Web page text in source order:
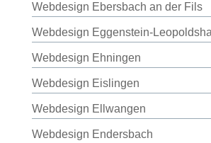
Webdesign Ebersbach an der Fils
Webdesign Eggenstein-
Webdesign Ehningen
Webdesign Eislingen
Webdesign Ellwangen
Webdesign Endersbach